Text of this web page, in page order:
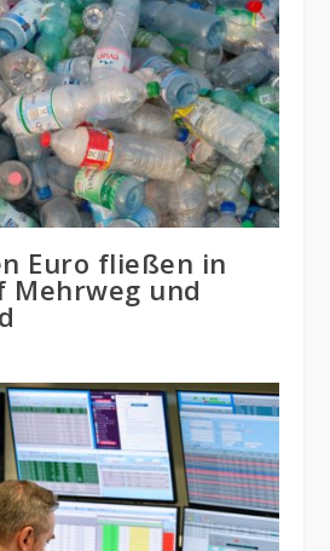
Euro fließen in
Mehrweg und